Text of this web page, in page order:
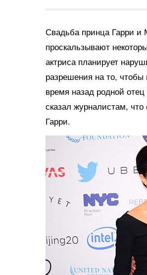
Свадьба принца Гарри и
проскальзывают
актриса планирует
разрешения на то, чтобы
время назад родной
сказал журналистам,
Гарри.